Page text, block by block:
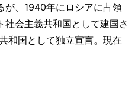
が、1940年にロシアに占領
社会主義共和国として建国さ
和国として独立宣言。現在